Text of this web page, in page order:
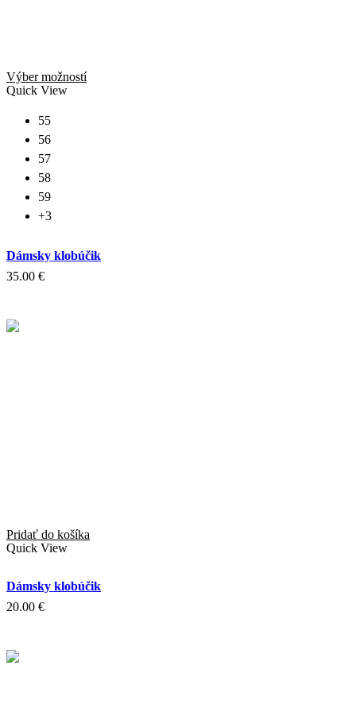
Výber možnostíTento
Quick View
55
56
57
58
59
+3
Dámsky klobúčik
35.00 €
Pridať do košíka
Quick View
Dámsky klobúčik
20.00 €